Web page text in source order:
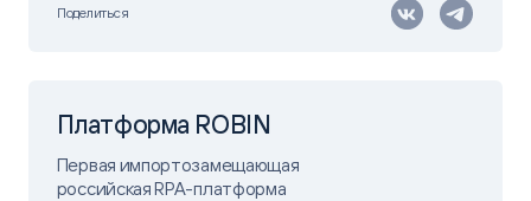
Поделиться
Платформа ROBIN
Первая импортозамещающая
российская RPA-платформа